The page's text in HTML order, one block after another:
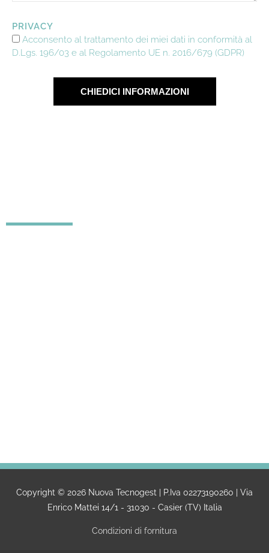
PRIVACY
Acconsento al trattamento dei miei dati in conformità al
D.Lgs. 196/03 e al Regolamento UE n. 2016/679 (GDPR)
CHIEDICI INFORMAZIONI
Copyright © 2026 Nuova Tecnogest | P.Iva 02273190260 | Via
Enrico Mattei 14/1 - 31030 - Casier (TV) Italia
Condizioni di fornitura